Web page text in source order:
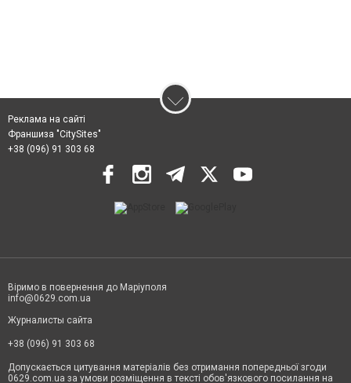
Реклама на сайті
Франшиза "CitySites"
+38 (096) 91 303 68
Віримо в повернення до Маріуполя
info@0629.com.ua
Журналисты сайта
+38 (096) 91 303 68
Допускається цитування матеріалів без отримання попередньої згоди
0629.com.ua за умови розміщення в тексті обов'язкового посилання на